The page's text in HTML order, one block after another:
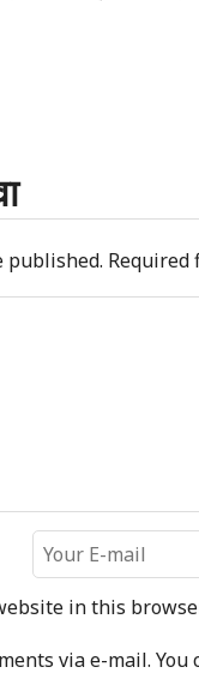
published. Required
in this
via e-mail. You